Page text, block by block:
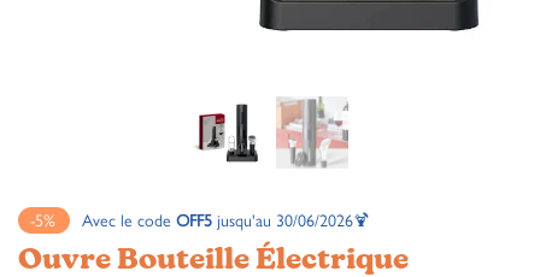
-5% Avec le code OFF5 jusqu'au 30/06/2026🍹
Ouvre Bouteille Électrique